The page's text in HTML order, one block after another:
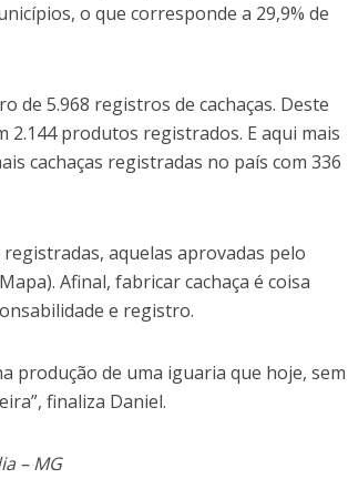
o que corresponde a 29,9% de
de 5.968 registros de cachaças. Deste
produtos registrados. E aqui mais
cachaças registradas no país com 336
aquelas aprovadas pelo
Afinal, fabricar cachaça é coisa
e registro.
produção de uma iguaria que hoje, sem
finaliza Daniel.
– MG